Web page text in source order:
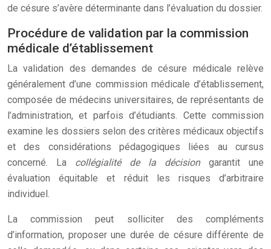
de césure s’avère déterminante dans l’évaluation du dossier.
Procédure de validation par la commission
médicale d’établissement
La validation des demandes de césure médicale relève
généralement d’une commission médicale d’établissement,
composée de médecins universitaires, de représentants de
l’administration, et parfois d’étudiants. Cette commission
examine les dossiers selon des critères médicaux objectifs
et des considérations pédagogiques liées au cursus
concerné. La collégialité de la décision garantit une
évaluation équitable et réduit les risques d’arbitraire
individuel.
La commission peut solliciter des compléments
d’information, proposer une durée de césure différente de